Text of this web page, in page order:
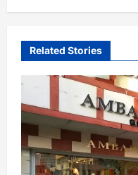
Related Stories